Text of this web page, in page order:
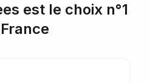
est le choix n°1